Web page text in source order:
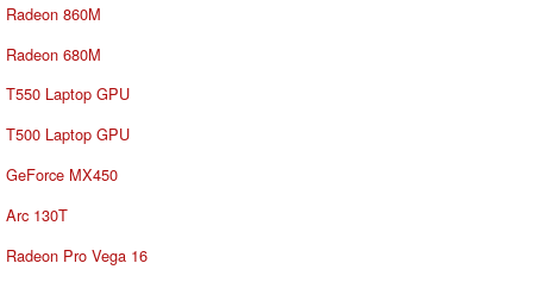
Radeon 860M
Radeon 680M
T550 Laptop GPU
T500 Laptop GPU
GeForce MX450
Arc 130T
Radeon Pro Vega 16